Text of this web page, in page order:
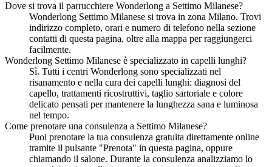
Dove si trova il parrucchiere Wonderlong a Settimo Milanese?
Wonderlong Settimo Milanese si trova in zona Milano. Trovi
indirizzo completo, orari e numero di telefono nella sezione
contatti di questa pagina, oltre alla mappa per raggiungerci
facilmente.
Wonderlong Settimo Milanese è specializzato in capelli lunghi?
Sì. Tutti i centri Wonderlong sono specializzati nel
risanamento e nella cura dei capelli lunghi: diagnosi del
capello, trattamenti ricostruttivi, taglio sartoriale e colore
delicato pensati per mantenere la lunghezza sana e luminosa
nel tempo.
Come prenotare una consulenza a Settimo Milanese?
Puoi prenotare la tua consulenza gratuita direttamente online
tramite il pulsante "Prenota" in questa pagina, oppure
chiamando il salone. Durante la consulenza analizziamo lo